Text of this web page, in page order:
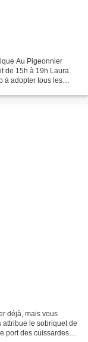
de 15h à 19h Laura
à adopter tous les
déjà, mais vous
attribue le sobriquet de
port des cuissardes